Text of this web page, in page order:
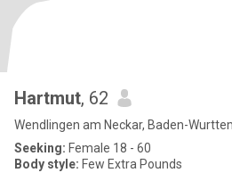
Hartmut, 62
Wendlingen am Neckar, Baden-
Seeking: Female 18 - 60
Body style: Few Extra Pounds